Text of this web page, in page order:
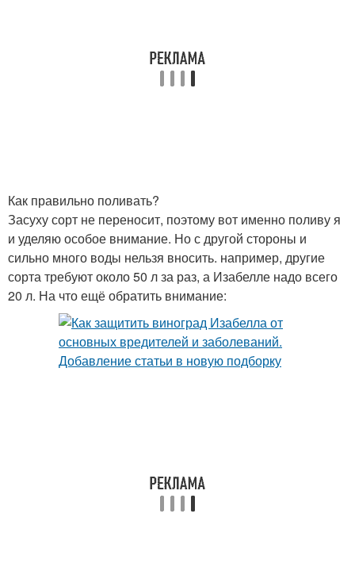
Как правильно поливать?
Засуху сорт не переносит, поэтому вот именно поливу я
и уделяю особое внимание. Но с другой стороны и
сильно много воды нельзя вносить. например, другие
сорта требуют около 50 л за раз, а Изабелле надо всего
20 л. На что ещё обратить внимание: